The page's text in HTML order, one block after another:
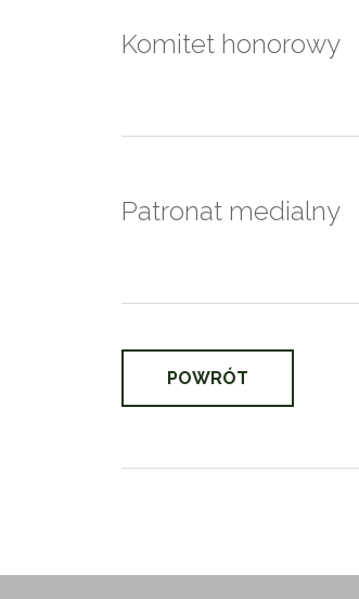
Komitet honorowy
Patronat medialny
POWRÓT